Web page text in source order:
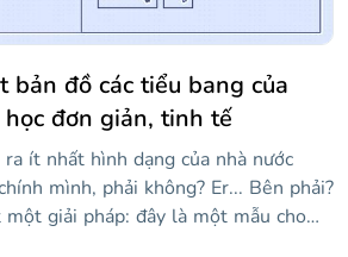
bản đồ các tiểu bang của
học đơn giản, tinh tế
ít nhất hình dạng của nhà nước
mình, phải không? Er... Bên phải?
một giải pháp: đây là một mẫu cho